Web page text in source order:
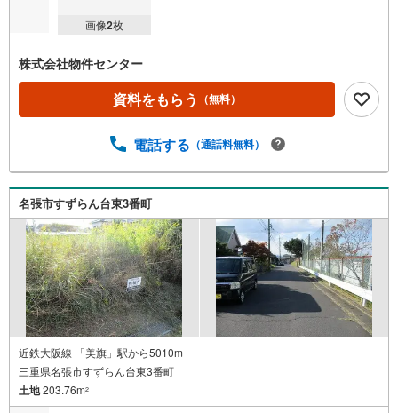
画像2枚
株式会社物件センター
資料をもらう （無料）
電話する （通話料無料）
名張市すずらん台東3番町
近鉄大阪線 「美旗」駅から5010m
三重県名張市すずらん台東3番町
土地203.76m2